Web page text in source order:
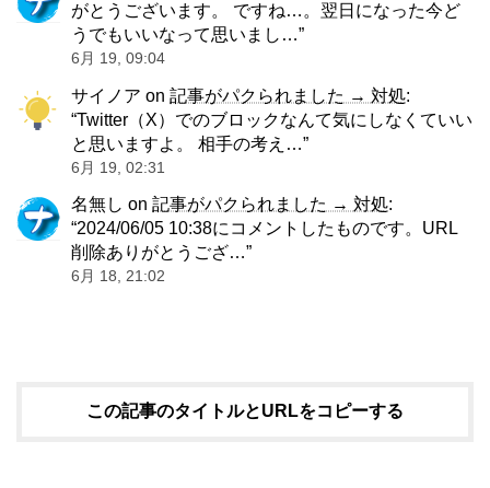
がとうございます。 ですね…。翌日になった今ど
うでもいいなって思いまし… ”
6月 19, 09:04
サイノア on 記事がパクられました → 対処:
“Twitter（X）でのブロックなんて気にしなくていい
と思いますよ。 相手の考え… ”
6月 19, 02:31
名無し on 記事がパクられました → 対処:
“2024/06/05 10:38にコメントしたものです。URL
削除ありがとうござ…”
6月 18, 21:02
この記事のタイトルとURLをコピーする